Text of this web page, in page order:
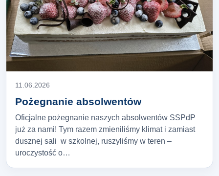
11.06.2026
Pożegnanie absolwentów
Oficjalne pożegnanie naszych absolwentów SSPdP
już za nami! Tym razem zmieniliśmy klimat i zamiast
dusznej sali w szkolnej, ruszyliśmy w teren –
uroczystość o…